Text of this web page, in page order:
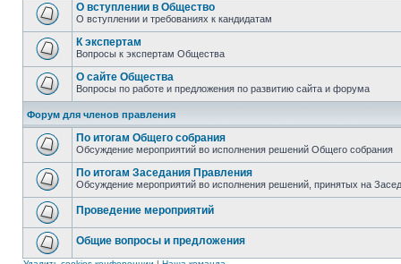
О вступлении в Общество
О вступлении и требованиях к кандидатам
К экспертам
Вопросы к экспертам Общества
О сайте Общества
Вопросы по работе и предложения по развитию сайта и форума
Форум для членов правления
По итогам Общего собрания
Обсуждение мероприятий во исполнения решений Общего собрания
По итогам Заседания Правления
Обсуждение мероприятий во исполнения решений, принятых на
Проведение мероприятий
Общие вопросы и предложения